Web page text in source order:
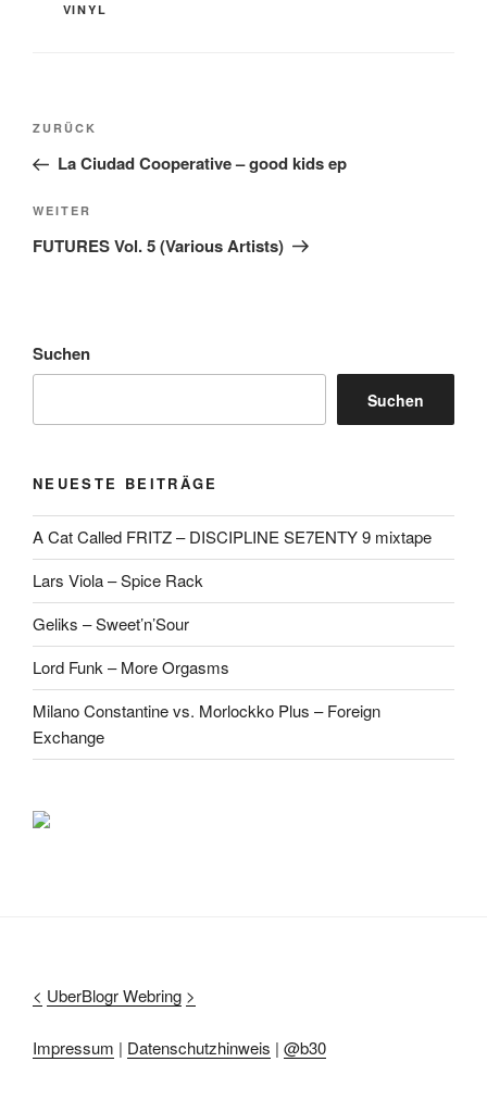
VINYL
Beitragsnavigation
Vorheriger
Beitrag
ZURÜCK
La Ciudad Cooperative – good kids ep
Nächster
Beitrag
WEITER
FUTURES Vol. 5 (Various Artists)
Suchen
Suchen
NEUESTE BEITRÄGE
A Cat Called FRITZ – DISCIPLINE SE7ENTY 9 mixtape
Lars Viola – Spice Rack
Geliks – Sweet’n’Sour
Lord Funk – More Orgasms
Milano Constantine vs. Morlockko Plus – Foreign
Exchange
< UberBlogr Webring >
Impressum | Datenschutzhinweis | @b30